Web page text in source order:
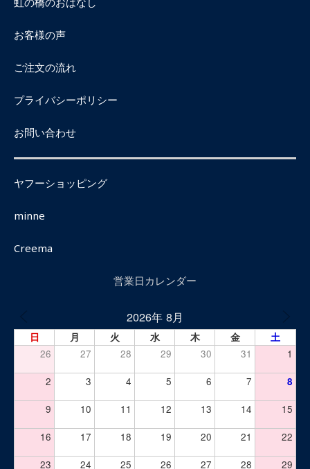
お客様の声
ご注文の流れ
プライバシーポリシー
お問い合わせ
ヤフーショッピング
minne
Creema
営業日カレンダー
2026年 8月
日 月 火 水 木 金
土
26
27 28 29 30 31 1
2 3 4 5 6 7 8
9 10 11 12 13 14 15
16 17 18 19 20 21 22
23 24 25 26 27 28 29